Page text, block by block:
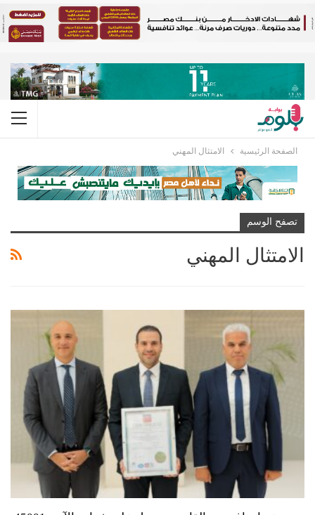
الصفحة الرئيسية الامتثال المهني
تصفح الوسم
الامتثال المهني